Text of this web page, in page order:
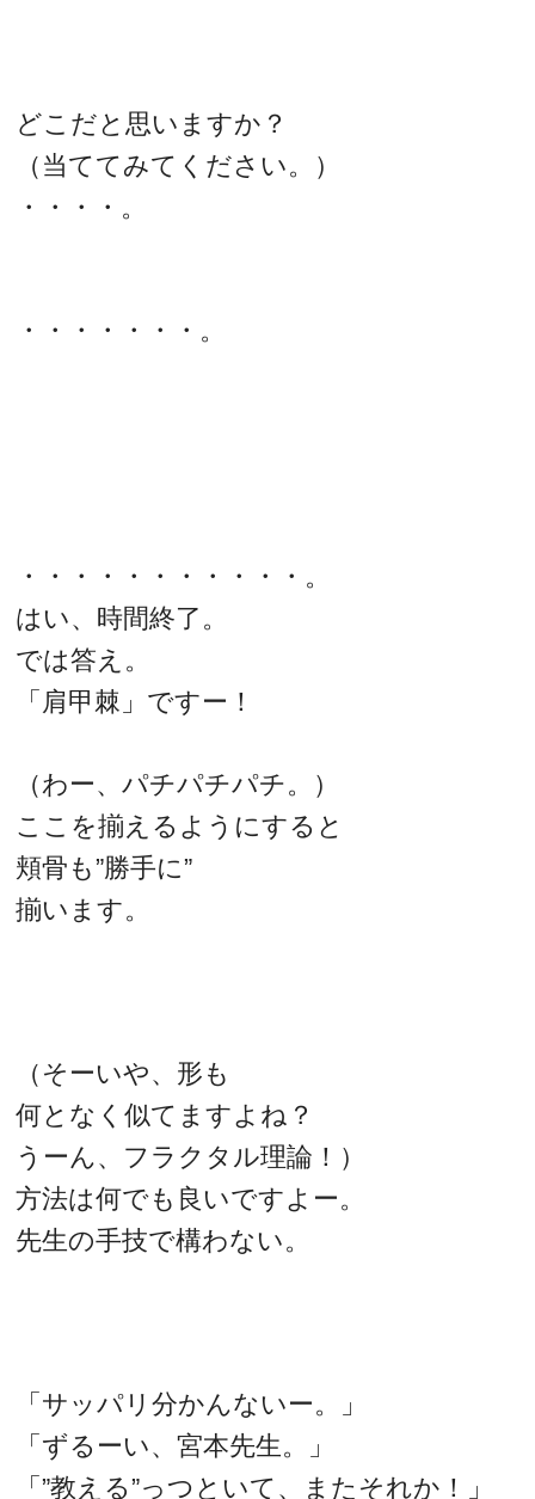
どこだと思いますか？
（当ててみてください。）
・・・・。
・・・・・・・。
・・・・・・・・・・・。
はい、時間終了。
では答え。
「肩甲棘」ですー！
（わー、パチパチパチ。）
ここを揃えるようにすると
頬骨も”勝手に”
揃います。
（そーいや、形も
何となく似てますよね？
うーん、フラクタル理論！）
方法は何でも良いですよー。
先生の手技で構わない。
「サッパリ分かんないー。」
「ずるーい、宮本先生。」
「”教える”っつといて、またそれか！」